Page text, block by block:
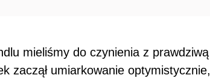
mieliśmy do czynienia z prawdziwą
zaczął umiarkowanie optymistycznie,